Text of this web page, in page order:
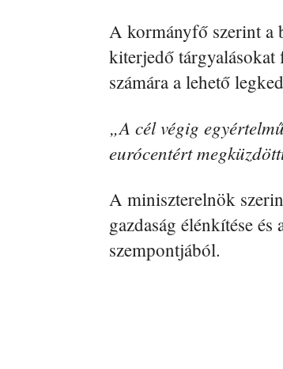
A kormányfő szerint a
kiterjedő tárgyalásokat
számára a lehető
„A cél végig
eurócentért
A miniszterelnök
gazdaság élénkítése
szempontjából.